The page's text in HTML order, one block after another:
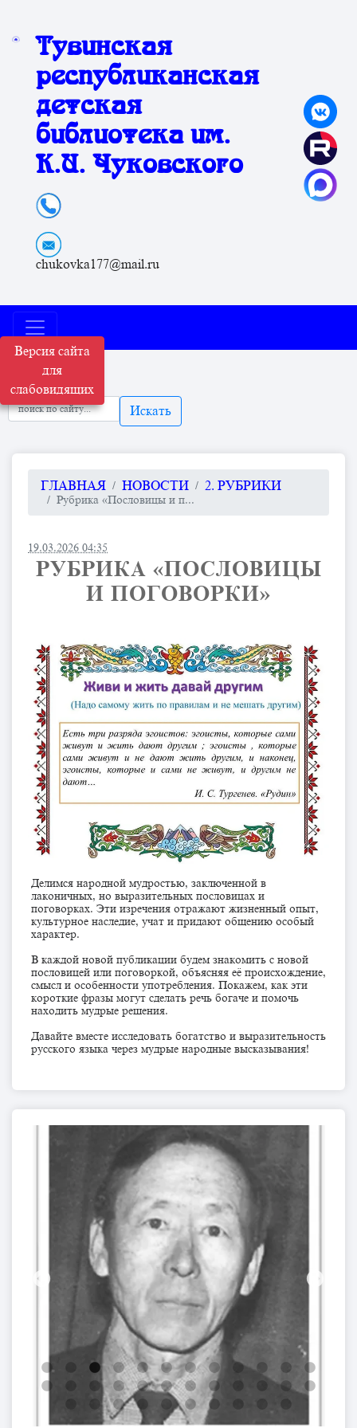
Версия сайта
для
слабовидящих
Тувинская
республиканская
детская
библиотека им.
К.И. Чуковского
chukovka177@mail.ru
Искать
ГЛАВНАЯ НОВОСТИ 2. РУБРИКИ
Рубрика «Пословицы и п...
19.03.2026 04:35
РУБРИКА «ПОСЛОВИЦЫ
И ПОГОВОРКИ»
Делимся народной мудростью, заключенной в
лаконичных, но выразительных пословицах и
поговорках. Эти изречения отражают жизненный опыт,
культурное наследие, учат и придают общению особый
характер.
В каждой новой публикации будем знакомить с новой
пословицей или поговоркой, объясняя её происхождение,
смысл и особенности употребления. Покажем, как эти
короткие фразы могут сделать речь богаче и помочь
находить мудрые решения.
Давайте вместе исследовать богатство и выразительность
русского языка через мудрые народные высказывания!